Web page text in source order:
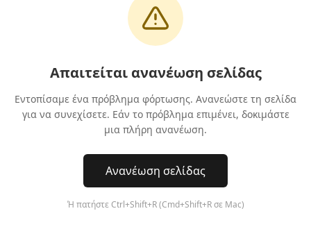
Απαιτείται ανανέωση σελίδας
Εντοπίσαμε ένα πρόβλημα φόρτωσης. Ανανεώστε τη σελίδα
για να συνεχίσετε. Εάν το πρόβλημα επιμένει, δοκιμάστε
μια πλήρη ανανέωση.
Ανανέωση σελίδας
Ή πατήστε Ctrl+Shift+R (Cmd+Shift+R σε Mac)